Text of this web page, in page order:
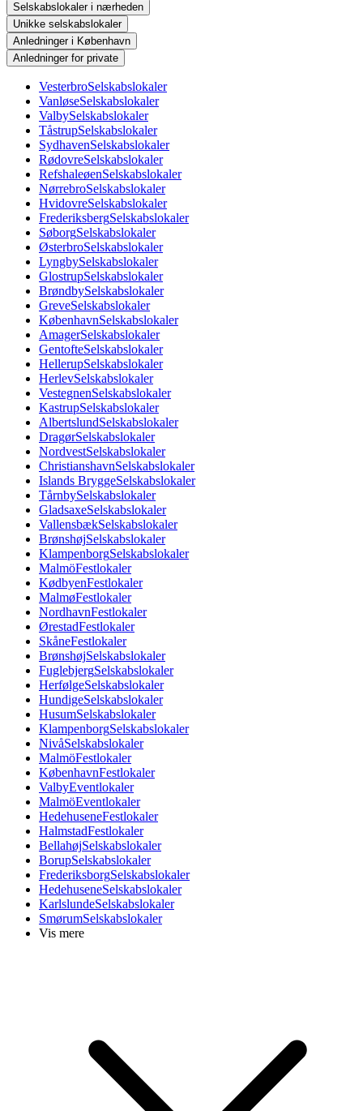
Selskabslokaler i nærheden
Unikke selskabslokaler
Anledninger i København
Anledninger for private
VesterbroSelskabslokaler
VanløseSelskabslokaler
ValbySelskabslokaler
TåstrupSelskabslokaler
SydhavenSelskabslokaler
RødovreSelskabslokaler
RefshaleøenSelskabslokaler
NørrebroSelskabslokaler
HvidovreSelskabslokaler
FrederiksbergSelskabslokaler
SøborgSelskabslokaler
ØsterbroSelskabslokaler
LyngbySelskabslokaler
GlostrupSelskabslokaler
BrøndbySelskabslokaler
GreveSelskabslokaler
KøbenhavnSelskabslokaler
AmagerSelskabslokaler
GentofteSelskabslokaler
HellerupSelskabslokaler
HerlevSelskabslokaler
VestegnenSelskabslokaler
KastrupSelskabslokaler
AlbertslundSelskabslokaler
DragørSelskabslokaler
NordvestSelskabslokaler
ChristianshavnSelskabslokaler
Islands BryggeSelskabslokaler
TårnbySelskabslokaler
GladsaxeSelskabslokaler
VallensbækSelskabslokaler
BrønshøjSelskabslokaler
KlampenborgSelskabslokaler
MalmöFestlokaler
KødbyenFestlokaler
MalmøFestlokaler
NordhavnFestlokaler
ØrestadFestlokaler
SkåneFestlokaler
BrønshøjSelskabslokaler
FuglebjergSelskabslokaler
HerfølgeSelskabslokaler
HundigeSelskabslokaler
HusumSelskabslokaler
KlampenborgSelskabslokaler
NivåSelskabslokaler
MalmöFestlokaler
KøbenhavnFestlokaler
ValbyEventlokaler
MalmöEventlokaler
HedehuseneFestlokaler
HalmstadFestlokaler
BellahøjSelskabslokaler
BorupSelskabslokaler
FrederiksborgSelskabslokaler
HedehuseneSelskabslokaler
KarlslundeSelskabslokaler
SmørumSelskabslokaler
Vis mere